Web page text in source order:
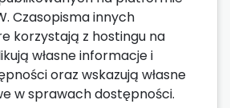
Czasopisma innych
korzystają z hostingu na
własne informacje i
oraz wskazują własne
w sprawach dostępności.